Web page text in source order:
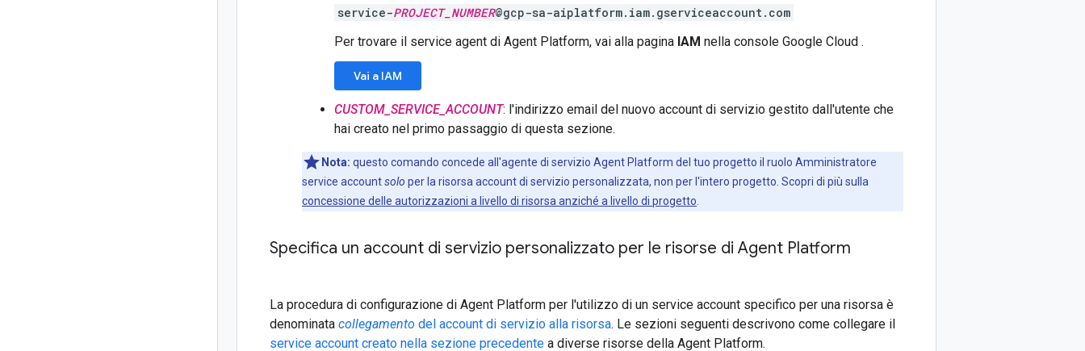
service-PROJECT_NUMBER@gcp-sa-aiplatform.iam.gserviceaccount.com
Per trovare il service agent di Agent Platform, vai alla pagina IAM nella console Google Cloud .
Vai a IAM
CUSTOM_SERVICE_ACCOUNT: l'indirizzo email del nuovo account di servizio gestito dall'utente che
hai creato nel primo passaggio di questa sezione.
Nota: questo comando concede all'agente di servizio Agent Platform del tuo progetto il ruolo Amministratore
service accountsolo per la risorsa account di servizio personalizzata, non per l'intero progetto. Scopri di più sulla
concessione delle autorizzazioni a livello di risorsa anziché a livello di progetto
Specifica un account di servizio personalizzato per le risorse di Agent Platform
La procedura di configurazione di Agent Platform per l'utilizzo di un service account specifico per una risorsa è
denominata collegamento del account di servizio alla risorsa. Le sezioni seguenti descrivono come collegare il
service account creato nella sezione precedente a diverse risorse della Agent Platform.